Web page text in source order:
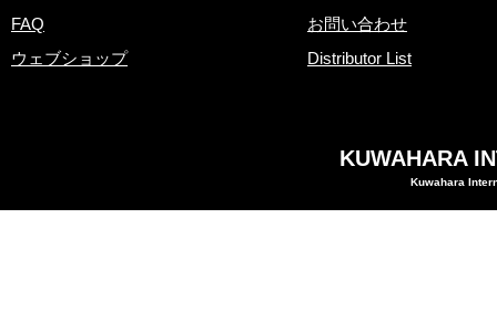
FAQ
ウェブショップ
お問い合わせ
Distributor List
Kuwahara
KUWAHARA